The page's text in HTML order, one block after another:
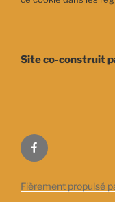
Site co-construit
Facebook
Fièrement propulsé